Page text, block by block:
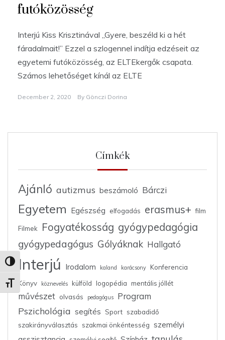
Nagy kontraszt váltása
Betűméret váltása
futóközösség
Interjú Kiss Krisztinával „Gyere, beszéld ki a hét
fáradalmait!” Ezzel a szlogennel indítja edzéseit az
egyetemi futóközösség, az ELTEkergők csapata.
Számos lehetőséget kínál az ELTE
December 2, 2020 By Gönczi Dorina
Címkék
Ajánló autizmus beszámoló Bárczi
Egyetem Egészség elfogadás erasmus+ film
Filmek Fogyatékosság gyógypedagógia
gyógypedagógus Gólyáknak Hallgató
Interjú Irodalom kaland karácsony
Konferencia
Könyv
köznevelés külföld logopédia mentális jóllét
művészet olvasás pedagógus Program
Pszichológia segítés Sport szabadidő
szakirányválasztás
szakmai önkéntesség személyi